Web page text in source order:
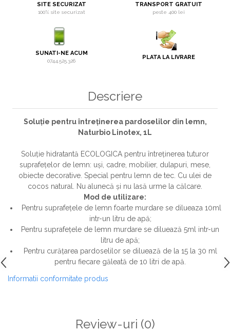
SITE SECURIZAT
100% site securizat
TRANSPORT GRATUIT
peste 400 lei
SUNATI-NE ACUM
0744.525.326
PLATA LA LIVRARE
Descriere
Soluție pentru întreținerea pardoselilor din lemn,
Naturbio Linotex, 1L
Soluție hidratantă ECOLOGICA pentru întreținerea tuturor
suprafețelor de lemn: uși, cadre, mobilier, dulapuri, mese,
obiecte decorative. Special pentru lemn de tec. Cu ulei de
cocos natural. Nu alunecă și nu lasă urme la călcare.
Mod de utilizare:
Pentru suprafețele de lemn foarte murdare se dilueaza 10ml
intr-un litru de apă;
Pentru suprafețele de lemn murdare se diluează 5ml intr-un
litru de apă;
Pentru curățarea pardoselilor se diluează de la 15 la 30 ml
pentru fiecare găleată de 10 litri de apă.
Informatii conformitate produs
Review-uri (0)